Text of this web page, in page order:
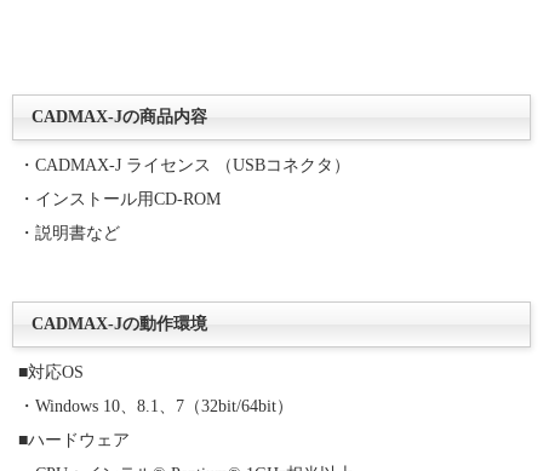
CADMAX-Jの商品内容
・CADMAX-J ライセンス （USBコネクタ）
・インストール用CD-ROM
・説明書など
CADMAX-Jの動作環境
■対応OS
・Windows 10、8.1、7（32bit/64bit）
■ハードウェア